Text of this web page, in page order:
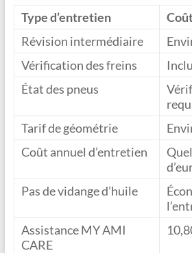
Type d’entretien
Révision intermédiaire
Vérification des freins
État des pneus
Tarif de géométrie
Coût annuel d’entretien
Pas de vidange d’huile
Assistance MY AMI
CARE